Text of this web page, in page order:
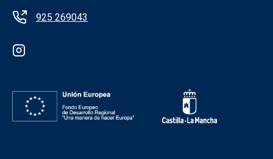
925 269043
Redes sociales institución